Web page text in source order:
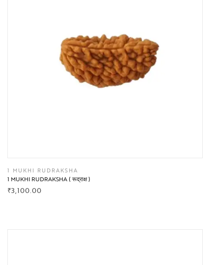
1 MUKHI RUDRAKSHA
1 MUKHI RUDRAKSHA ( रूद्राक्ष )
₹3,100.00